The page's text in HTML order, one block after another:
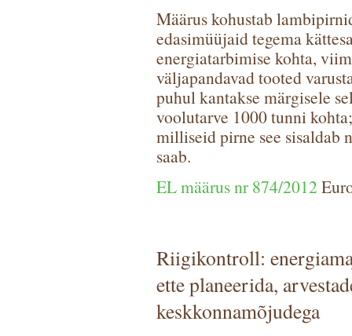
Määrus kohustab
edasimüüjaid tegema
energiatarbimise kohta,
väljapandavad tooted
puhul kantakse märgisele
voolutarve 1000 tunni
milliseid pirne see sisaldab
saab.
EL määrus nr 874/2012
Riigikontroll:
ette planeerida,
keskkonnamõjudega